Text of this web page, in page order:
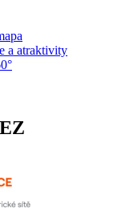
a atraktivity